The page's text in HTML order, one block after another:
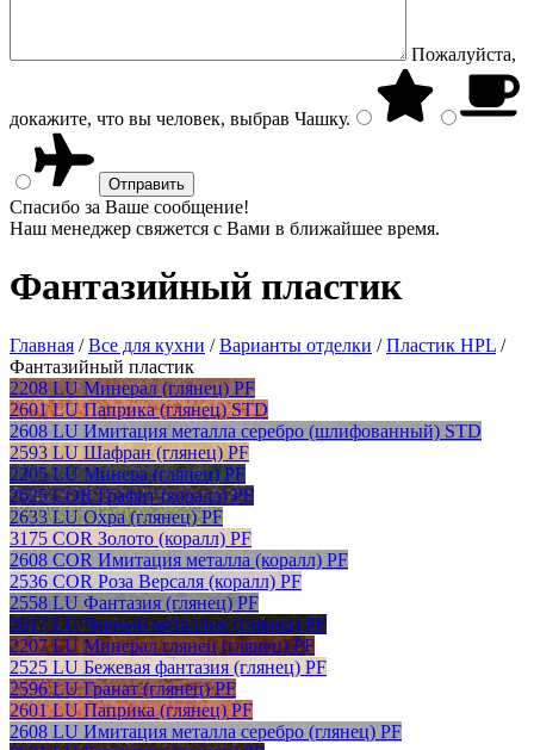
Пожалуйста,
докажите, что вы человек, выбрав Чашку.
Спасибо за Ваше сообщение!
Наш менеджер свяжется с Вами в ближайшее время.
Фантазийный пластик
Главная /Все для кухни /Варианты отделки /Пластик HPL /
Фантазийный пластик
2208 LU Минерал (глянец) PF
2601 LU Паприка (глянец) STD
2608 LU Имитация металла серебро (шлифованный) STD
2593 LU Шафран (глянец) PF
2205 LU Минера (глянец) PF
2625 COR Графит (коралл) PF
2633 LU Охра (глянец) PF
3175 COR Золото (коралл) PF
2608 COR Имитация металла (коралл) PF
2536 COR Роза Версаля (коралл) PF
2558 LU Фантазия (глянец) PF
2617 LU Черный металлик (глянец) PF
2207 LU Минерал глянец (глянец) PF
2525 LU Бежевая фантазия (глянец) PF
2596 LU Гранат (глянец) PF
2601 LU Паприка (глянец) PF
2608 LU Имитация металла серебро (глянец) PF